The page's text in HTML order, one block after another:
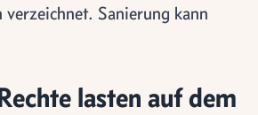
Sanierung kann
lasten auf dem